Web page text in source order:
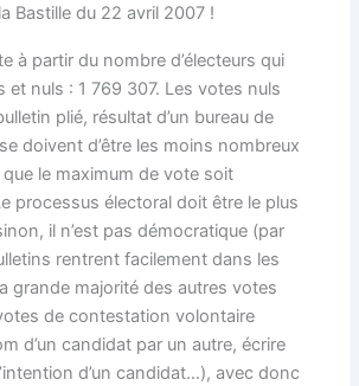
Bastille du 22 avril 2007 !
à partir du nombre d’électeurs qui
et nuls : 1 769 307. Les votes nuls
plié, résultat d’un bureau de
doivent d’être les moins nombreux
le maximum de vote soit
processus électoral doit être le plus
il n’est pas démocratique (par
rentrent facilement dans les
grande majorité des autres votes
de contestation volontaire
d’un candidat par un autre, écrire
d’un candidat…), avec donc